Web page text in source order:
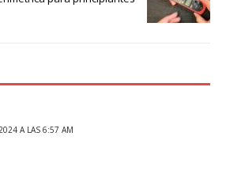
A LAS 6:57 AM